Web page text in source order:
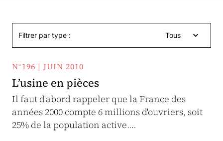
Filtrer par type : Tous
N°196 | JUIN 2010
L’usine en pièces
Il faut d'abord rappeler que la France des
années 2000 compte 6 millions d'ouvriers, soit
25% de la population active.…